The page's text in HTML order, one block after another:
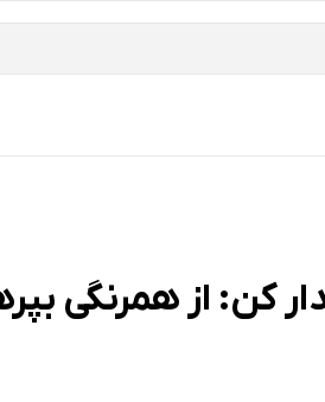
کن: از همرنگی